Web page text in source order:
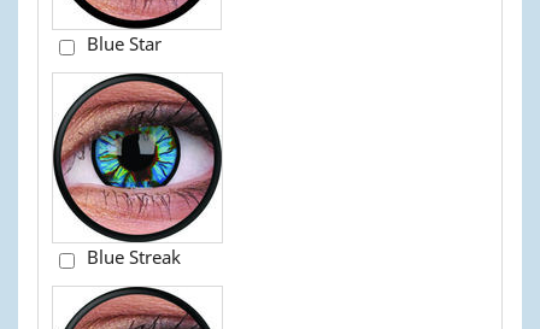
Blue Star
Blue Streak